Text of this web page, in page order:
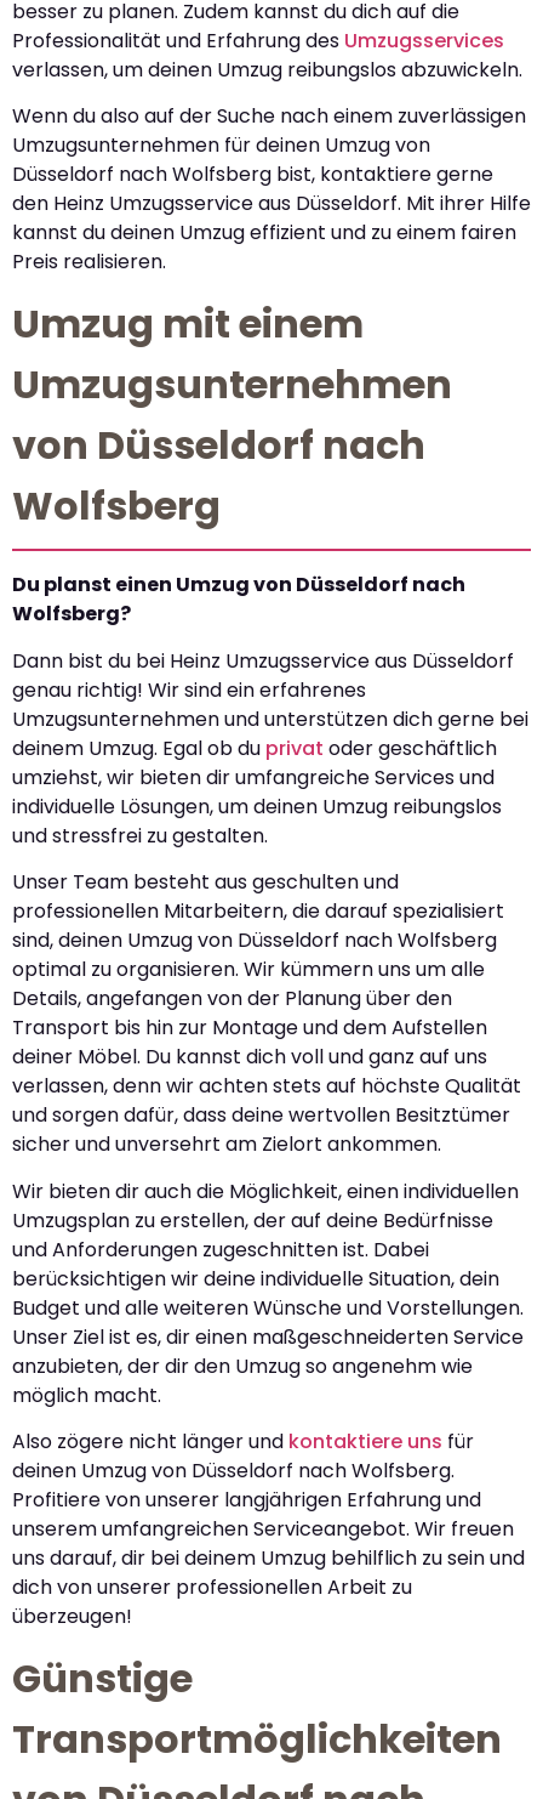
besser zu planen. Zudem kannst du dich auf die
Professionalität und Erfahrung des Umzugsservices
verlassen, um deinen Umzug reibungslos abzuwickeln.
Wenn du also auf der Suche nach einem zuverlässigen
Umzugsunternehmen für deinen Umzug von
Düsseldorf nach Wolfsberg bist, kontaktiere gerne
den Heinz Umzugsservice aus Düsseldorf. Mit ihrer Hilfe
kannst du deinen Umzug effizient und zu einem fairen
Preis realisieren.
Umzug mit einem
Umzugsunternehmen
von Düsseldorf nach
Wolfsberg
Du planst einen Umzug von Düsseldorf nach
Wolfsberg?
Dann bist du bei Heinz Umzugsservice aus Düsseldorf
genau richtig! Wir sind ein erfahrenes
Umzugsunternehmen und unterstützen dich gerne bei
deinem Umzug. Egal ob du privat oder geschäftlich
umziehst, wir bieten dir umfangreiche Services und
individuelle Lösungen, um deinen Umzug reibungslos
und stressfrei zu gestalten.
Unser Team besteht aus geschulten und
professionellen Mitarbeitern, die darauf spezialisiert
sind, deinen Umzug von Düsseldorf nach Wolfsberg
optimal zu organisieren. Wir kümmern uns um alle
Details, angefangen von der Planung über den
Transport bis hin zur Montage und dem Aufstellen
deiner Möbel. Du kannst dich voll und ganz auf uns
verlassen, denn wir achten stets auf höchste Qualität
und sorgen dafür, dass deine wertvollen Besitztümer
sicher und unversehrt am Zielort ankommen.
Wir bieten dir auch die Möglichkeit, einen individuellen
Umzugsplan zu erstellen, der auf deine Bedürfnisse
und Anforderungen zugeschnitten ist. Dabei
berücksichtigen wir deine individuelle Situation, dein
Budget und alle weiteren Wünsche und Vorstellungen.
Unser Ziel ist es, dir einen maßgeschneiderten Service
anzubieten, der dir den Umzug so angenehm wie
möglich macht.
Also zögere nicht länger und kontaktiere uns für
deinen Umzug von Düsseldorf nach Wolfsberg.
Profitiere von unserer langjährigen Erfahrung und
unserem umfangreichen Serviceangebot. Wir freuen
uns darauf, dir bei deinem Umzug behilflich zu sein und
dich von unserer professionellen Arbeit zu
überzeugen!
Günstige
Transportmöglichkeiten